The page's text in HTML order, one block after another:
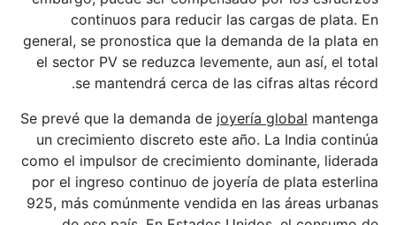
continuos para reducir las cargas de plata. En
general, se pronostica que la demanda de la plata en
el sector PV se reduzca levemente, aun así, el total
se mantendrá cerca de las cifras altas récord.
Se prevé que la demanda de joyería global mantenga
un crecimiento discreto este año. La India continúa
como el impulsor de crecimiento dominante, liderada
por el ingreso continuo de joyería de plata esterlina
925, más comúnmente vendida en las áreas urbanas